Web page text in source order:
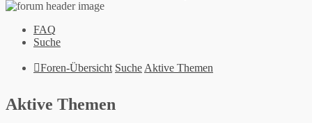
FAQ
Suche
Foren-Übersicht Suche Aktive Themen
Aktive Themen